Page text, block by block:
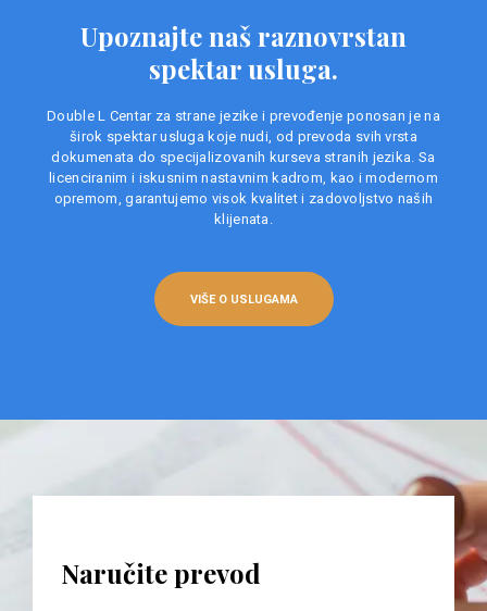
Upoznajte naš raznovrstan
spektar usluga.
Double L Centar za strane jezike i prevođenje ponosan je na
širok spektar usluga koje nudi, od prevoda svih vrsta
dokumenata do specijalizovanih kurseva stranih jezika. Sa
licenciranim i iskusnim nastavnim kadrom, kao i modernom
opremom, garantujemo visok kvalitet i zadovoljstvo naših
klijenata.
VIŠE O USLUGAMA
Naručite prevod